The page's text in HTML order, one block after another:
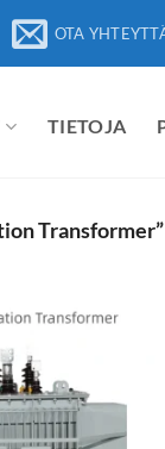
OTA
TIETOJA
Transformer”